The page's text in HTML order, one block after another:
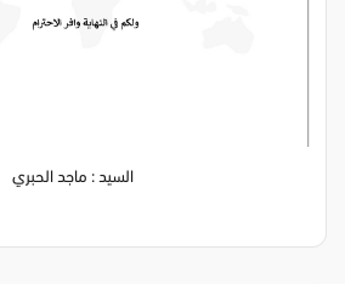
السيد : ماجد الحبري